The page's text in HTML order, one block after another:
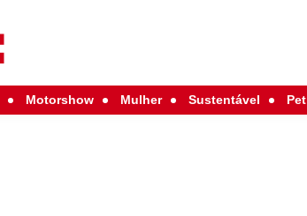
Motorshow Mulher Sustentável Pet